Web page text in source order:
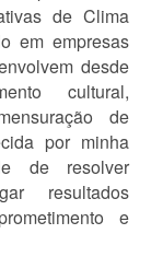
de Clima
em empresas
desde
cultural,
de
por minha
de resolver
resultados
e